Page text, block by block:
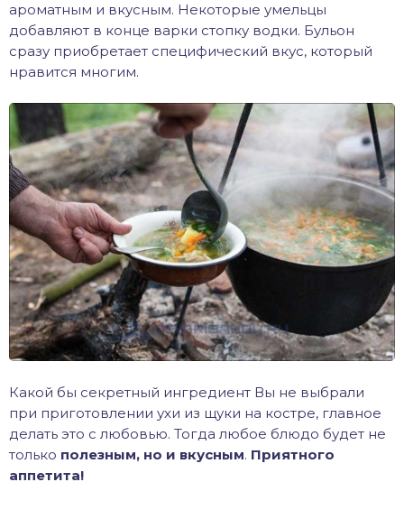
ароматным и вкусным. Некоторые умельцы
добавляют в конце варки стопку водки. Бульон
сразу приобретает специфический вкус, который
нравится многим.
Какой бы секретный ингредиент Вы не выбрали
при приготовлении ухи из щуки на костре, главное
делать это с любовью. Тогда любое блюдо будет не
только полезным, но и вкусным. Приятного
аппетита!